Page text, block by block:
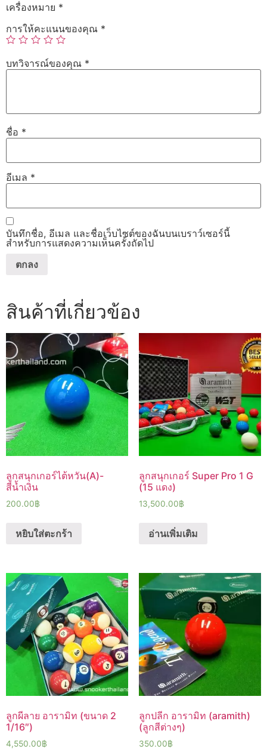
เครื่องหมาย *
การให้คะแนนของคุณ *
บทวิจารณ์ของคุณ *
ชื่อ *
อีเมล *
บันทึกชื่อ, อีเมล และชื่อเว็บไซต์ของฉันบนเบราว์เซอร์นี้
สำหรับการแสดงความเห็นครั้งถัดไป
สินค้าที่เกี่ยวข้อง
ลูกสนุกเกอร์ไต้หวัน(A)-
สีน้ำเงิน
200.00฿
หยิบใส่ตะกร้า
ลูกสนุกเกอร์ Super Pro 1 G
(15 แดง)
13,500.00฿
อ่านเพิ่มเติม
ลูกผีลาย อารามิท (ขนาด 2
1/16″)
4,550.00฿
ลูกปลีก อารามิท (aramith)
(ลูกสีต่างๆ)
350.00฿